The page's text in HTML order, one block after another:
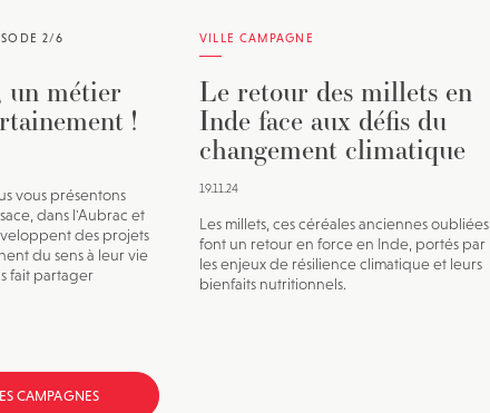
2/6
un métier
!
vous présentons
dans l'Aubrac et
des projets
du sens à leur vie
fait partager
VILLE CAMPAGNE
Le retour des millets en
Inde face aux défis du
changement climatique
19.11.24
Les millets, ces céréales anciennes oubliées,
font un retour en force en Inde, portés par
les enjeux de résilience climatique et leurs
bienfaits nutritionnels.
CAMPAGNES